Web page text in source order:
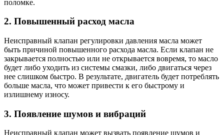
поломке.
2. Повышенный расход масла
Неисправный клапан регулировки давления масла может
быть причиной повышенного расхода масла. Если клапан не
закрывается полностью или не открывается вовремя, то масло
будет либо уходить из системы смазки, либо двигаться через
нее слишком быстро. В результате, двигатель будет потреблять
больше масла, что может привести к его быстрому и
излишнему износу.
3. Появление шумов и вибраций
Неисправный клапан может вызвать появление шумов и